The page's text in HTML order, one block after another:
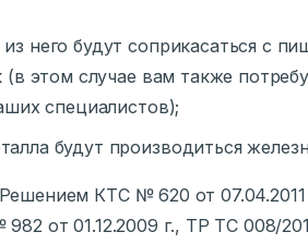
из него будут соприкасаться с
(в этом случае вам также
специалистов);
будут производиться
КТС № 620 от
от 01.12.2009 г., ТР ТС 008/